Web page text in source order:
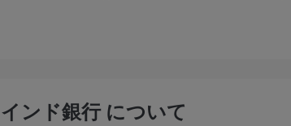
ンド銀行 について